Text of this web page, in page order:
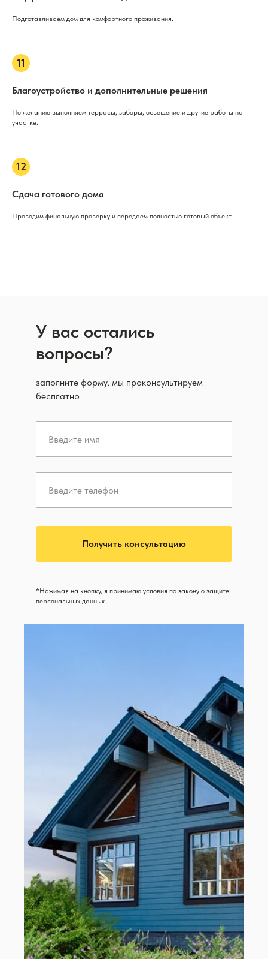
Подготавливаем дом для комфортного проживания.
Благоустройство и дополнительные решения
По желанию выполняем террасы, заборы, освещение и другие работы на
участке.
Сдача готового дома
Проводим финальную проверку и передаем полностью готовый объект.
У вас остались
вопросы?
заполните форму, мы проконсультируем
бесплатно
Получить консультацию
*Нажимая на кнопку, я принимаю условия по закону о защите
персональных данных